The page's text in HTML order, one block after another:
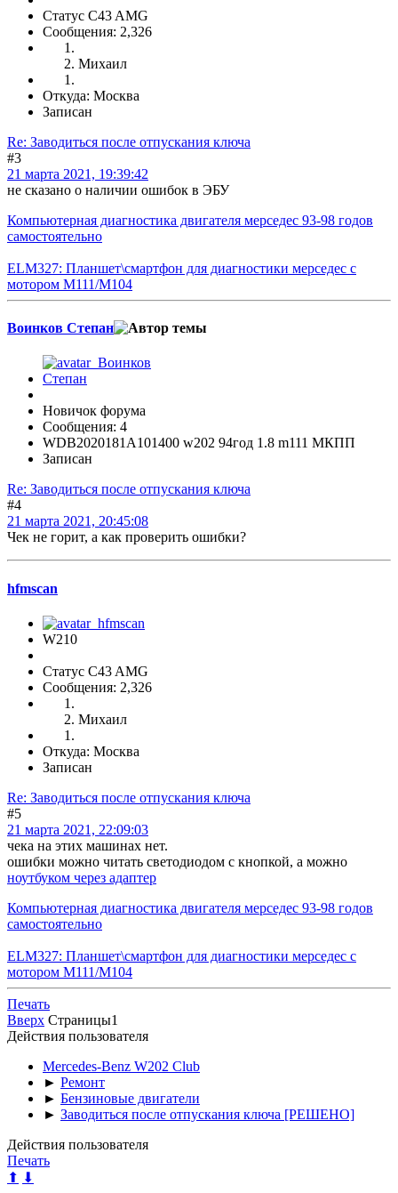
Статус C43 AMG
Сообщения: 2,326
Михаил
Откуда: Москва
Записан
Re: Заводиться после отпускания ключа
#3
21 марта 2021, 19:39:42
не сказано о наличии ошибок в ЭБУ
Компьютерная диагностика двигателя мерседес 93-98 годов
самостоятельно
ELM327: Планшет\смартфон для диагностики мерседес с
мотором M111/M104
Воинков Степан
Новичок форума
Сообщения: 4
WDB2020181A101400 w202 94год 1.8 m111 МКПП
Записан
Re: Заводиться после отпускания ключа
#4
21 марта 2021, 20:45:08
Чек не горит, а как проверить ошибки?
hfmscаn
W210
Статус C43 AMG
Сообщения: 2,326
Михаил
Откуда: Москва
Записан
Re: Заводиться после отпускания ключа
#5
21 марта 2021, 22:09:03
чека на этих машинах нет.
ошибки можно читать светодиодом с кнопкой, а можно
ноутбуком через адаптер
Компьютерная диагностика двигателя мерседес 93-98 годов
самостоятельно
ELM327: Планшет\смартфон для диагностики мерседес с
мотором M111/M104
Печать
Вверх Страницы1
Действия пользователя
Mercedes-Benz W202 Club
► Ремонт
► Бензиновые двигатели
► Заводиться после отпускания ключа [РЕШЕНО]
Действия пользователя
Печать
⬆ ⬇